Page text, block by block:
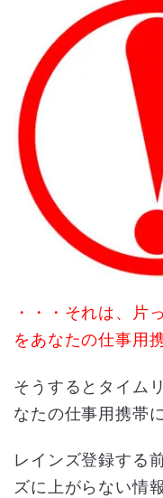
・・・それは、片
をあなたの仕事用
そうするとタイム
なたの仕事用携帯
レインズ登録する
ズに上がらない情報